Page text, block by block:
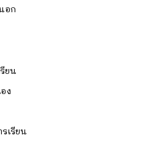
อก
ยน
ง
เรียน